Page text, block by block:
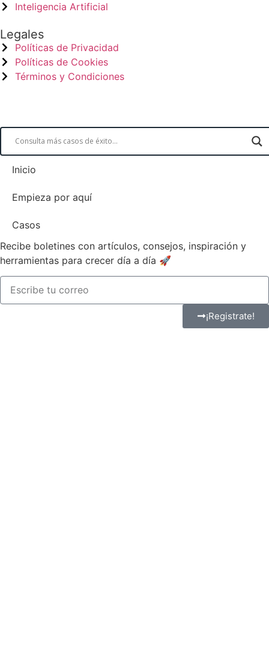
Inteligencia Artificial
Legales
Políticas de Privacidad
Políticas de Cookies
Términos y Condiciones
Inicio
Empieza por aquí
Casos
Recibe boletines con artículos, consejos, inspiración y
herramientas para crecer día a día 🚀
¡Registrate!